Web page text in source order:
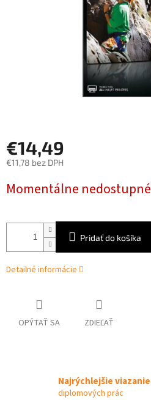
€14,49
€11,78 bez DPH
cena:
Momentálne nedostupné
Pridať do košíka
Detailné informácie
OPÝTAŤ SA ZDIEĽAŤ
Najrýchlejšie viazanie
diplomových prác